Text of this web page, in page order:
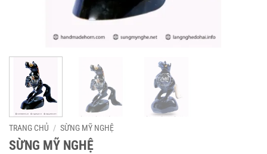
TRANG CHỦ / SỪNG MỸ NGHỆ
SỪNG MỸ NGHỆ